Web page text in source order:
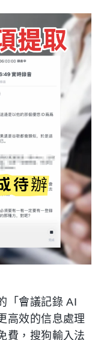
「會議記錄 AI
高效的信息處理
費，搜狗輸入法